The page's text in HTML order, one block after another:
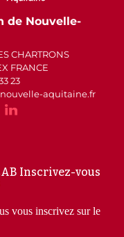
de Nouvelle-
CHARTRONS
FRANCE
23
aquitaine.fr
Inscrivez-vous
vous inscrivez sur le